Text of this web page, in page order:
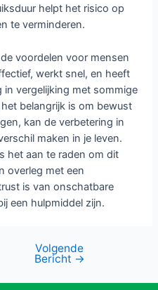
helpt het risico op
te verminderen.
voordelen voor mensen
werkt snel, en heeft
vergelijking met sommige
belangrijk is om bewust
kan de verbetering in
maken in je leven.
het aan te raden om dit
overleg met een
is van onschatbare
een hulpmiddel zijn.
Volgende
Bericht →